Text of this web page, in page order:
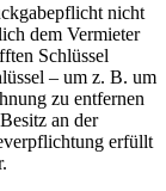
nicht
dem Vermieter
Schlüssel
– um z. B. um
zu entfernen
an der
erfüllt